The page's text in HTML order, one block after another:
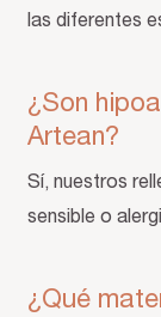
las diferentes
¿Son
Artean?
Sí, nuestros
sensible o
¿Qué